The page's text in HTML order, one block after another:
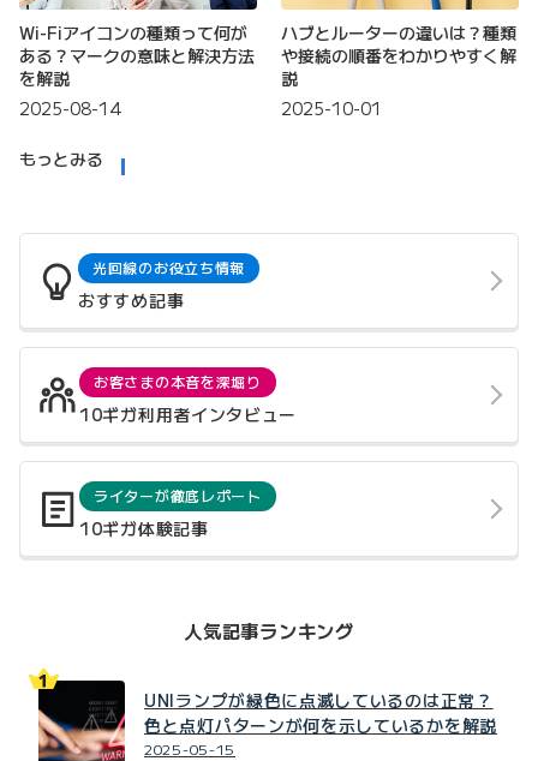
Wi-Fiアイコンの種類って何が
ある？マークの意味と解決方法
を解説
2025-08-14
ハブとルーターの違いは？種類
や接続の順番をわかりやすく解
説
2025-10-01
もっとみる
光回線のお役立ち情報
おすすめ記事
お客さまの本音を深堀り
10ギガ利用者インタビュー
ライターが徹底レポート
10ギガ体験記事
人気記事ランキング
UNIランプが緑色に点滅しているのは正常？
色と点灯パターンが何を示しているかを解説
2025-05-15